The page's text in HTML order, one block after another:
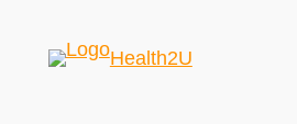
Health2U